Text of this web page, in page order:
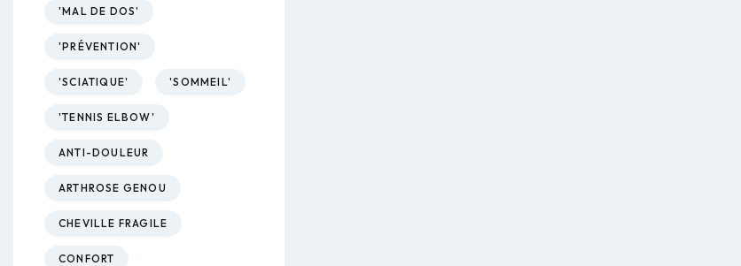
'MAL DE DOS'
'PRÉVENTION'
'SCIATIQUE' 'SOMMEIL'
'TENNIS ELBOW'
ANTI-DOULEUR
ARTHROSE GENOU
CHEVILLE FRAGILE
CONFORT